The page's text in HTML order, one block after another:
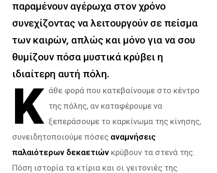
παραμένουν αγέρωχα στον χρόνο
συνεχίζοντας να λειτουργούν σε πείσμα
των καιρών, απλώς και μόνο για να σου
θυμίζουν πόσα μυστικά κρύβει η
ιδιαίτερη αυτή πόλη.
Κ άθε φορά που κατεβαίνουμε στο κέντρο
της πόλης, αν καταφέρουμε να
ξεπεράσουμε το καρκίνωμα της κίνησης,
συνειδητοποιούμε πόσες αναμνήσεις
παλαιότερων δεκαετιών κρύβουν τα στενά της.
Πόση ιστορία τα κτίρια και οι γειτονιές της.